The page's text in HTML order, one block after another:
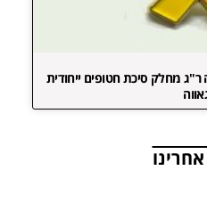
מחלק סיכת חטופים ייחודית